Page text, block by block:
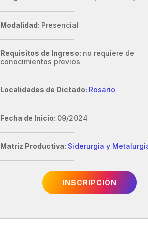
Modalidad: Presencial
Requisitos de Ingreso: no requiere de
conocimientos previos
Localidades de Dictado: Rosario
Fecha de Inicio: 09/2024
Matriz Productiva: Siderurgia y
INSCRIPCIÓN